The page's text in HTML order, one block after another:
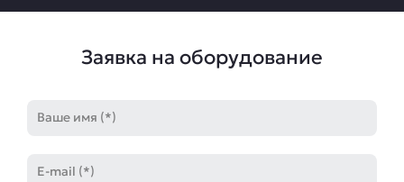
Заявка на оборудование
mail